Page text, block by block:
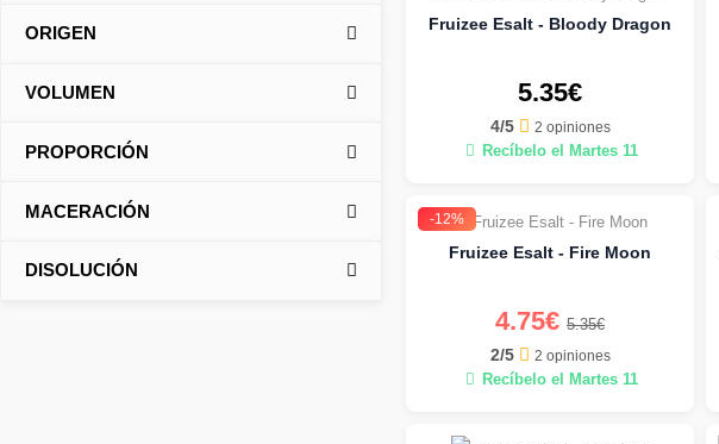
ORIGEN
VOLUMEN
PROPORCIÓN
MACERACIÓN
DISOLUCIÓN
Fruizee Esalt - Bloody Dragon
5.35€
4/5 2 opiniones
Recíbelo el Martes 11
-12%
Fruizee Esalt - Fire Moon
4.75€ 5.35€
2/5 2 opiniones
Recíbelo el Martes 11